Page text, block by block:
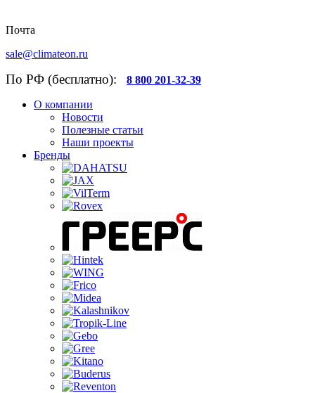
Почта
sale@climateon.ru
По РФ (бесплатно): 8 800 201-32-39
О компании
Новости
Полезные статьи
Наши проекты
Бренды